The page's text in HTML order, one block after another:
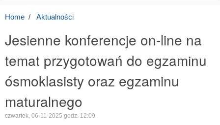
Home Aktualności
Jesienne konferencje on-line na
temat przygotowań do egzaminu
ósmoklasisty oraz egzaminu
maturalnego
czwartek, 06-11-2025 godz. 12:09